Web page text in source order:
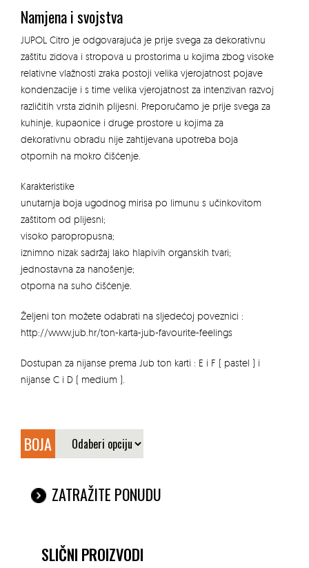
Namjena i svojstva
JUPOL Citro je odgovarajuća je prije svega za dekorativnu
zaštitu zidova i stropova u prostorima u kojima zbog visoke
relativne vlažnosti zraka postoji velika vjerojatnost pojave
kondenzacije i s time velika vjerojatnost za intenzivan razvoj
različitih vrsta zidnih plijesni. Preporučamo je prije svega za
kuhinje, kupaonice i druge prostore u kojima za
dekorativnu obradu nije zahtijevana upotreba boja
otpornih na mokro čišćenje.
Karakteristike
unutarnja boja ugodnog mirisa po limunu s učinkovitom
zaštitom od plijesni;
visoko paropropusna;
iznimno nizak sadržaj lako hlapivih organskih tvari;
jednostavna za nanošenje;
otporna na suho čišćenje.
Željeni ton možete odabrati na sljedećoj poveznici :
http://www.jub.hr/ton-karta-jub-favourite-feelings
Dostupan za nijanse prema Jub ton karti : E i F ( pastel ) i
nijanse C i D ( medium ).
BOJA
ZATRAŽITE PONUDU
SLIČNI PROIZVODI